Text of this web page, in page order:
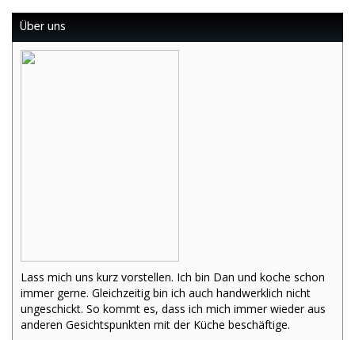
Über uns
Lass mich uns kurz vorstellen. Ich bin Dan und koche schon
immer gerne. Gleichzeitig bin ich auch handwerklich nicht
ungeschickt. So kommt es, dass ich mich immer wieder aus
anderen Gesichtspunkten mit der Küche beschäftige.